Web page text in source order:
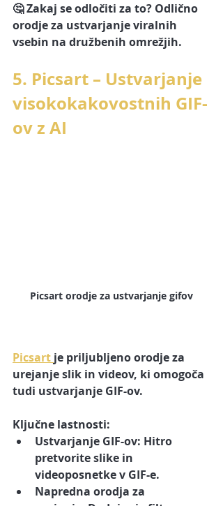
🤔 Zakaj se odločiti za to? Odlično
orodje za ustvarjanje viralnih
vsebin na družbenih omrežjih.
5. Picsart – Ustvarjanje
visokokakovostnih GIF-
ov z AI
Picsart orodje za ustvarjanje gifov
Picsart je priljubljeno orodje za
urejanje slik in videov, ki omogoča
tudi ustvarjanje GIF-ov.
Ključne lastnosti:
Ustvarjanje GIF-ov: Hitro
pretvorite slike in
videoposnetke v GIF-e.
Napredna orodja za